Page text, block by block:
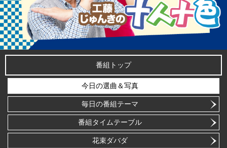
番組トップ
今日の選曲＆写真
毎日の番組テーマ
番組タイムテーブル
花束ダバダ